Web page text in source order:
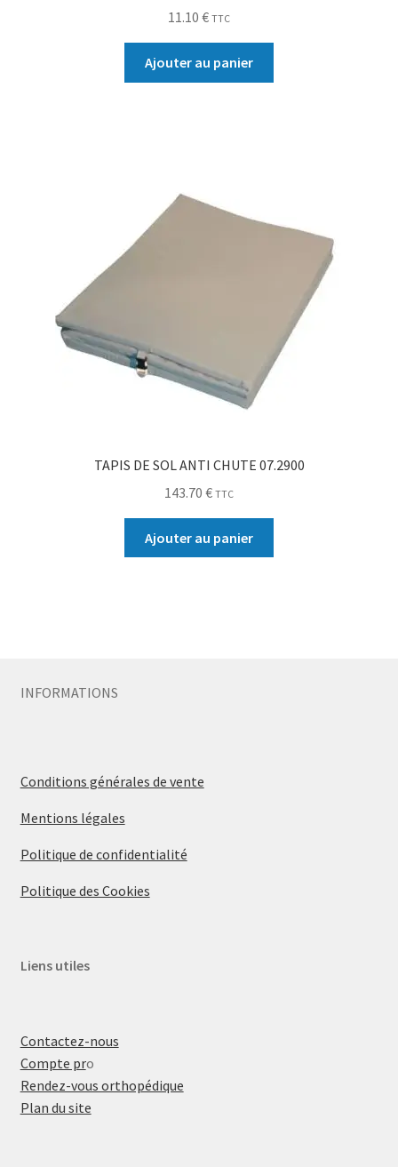
11.10 € TTC
Ajouter au panier
TAPIS DE SOL ANTI CHUTE 07.2900
143.70 € TTC
Ajouter au panier
INFORMATIONS
Conditions générales de vente
Mentions légales
Politique de confidentialité
Politique des Cookies
Liens utiles
Contactez-nous
Compte pro
Rendez-vous orthopédique
Plan du site